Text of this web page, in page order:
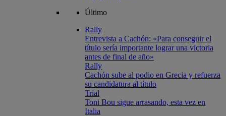
Último
Rally
Entrevista a Cachón: «Para conseguir el
título sería importante lograr una victoria
antes de final de año»
Rally
Cachón sube al podio en Grecia y refuerza
su candidatura al título
Trial
Toni Bou sigue arrasando, esta vez en
Italia